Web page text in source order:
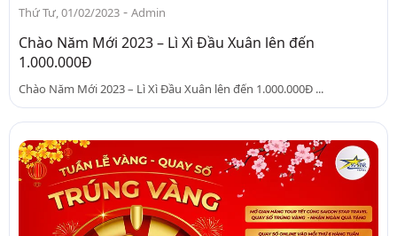
Thứ Tư, 01/02/2023 - Admin
Chào Năm Mới 2023 – Lì Xì Đầu Xuân lên đến
1.000.000Đ
Chào Năm Mới 2023 – Lì Xì Đầu Xuân lên đến 1.000.000Đ ...